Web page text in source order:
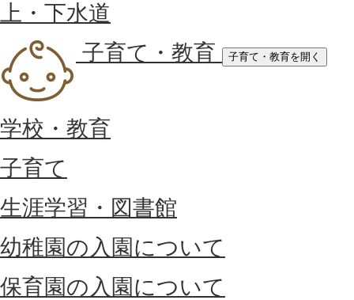
上・下水道
子育て・教育
子育て・教育を開く
学校・教育
子育て
生涯学習・図書館
幼稚園の入園について
保育園の入園について